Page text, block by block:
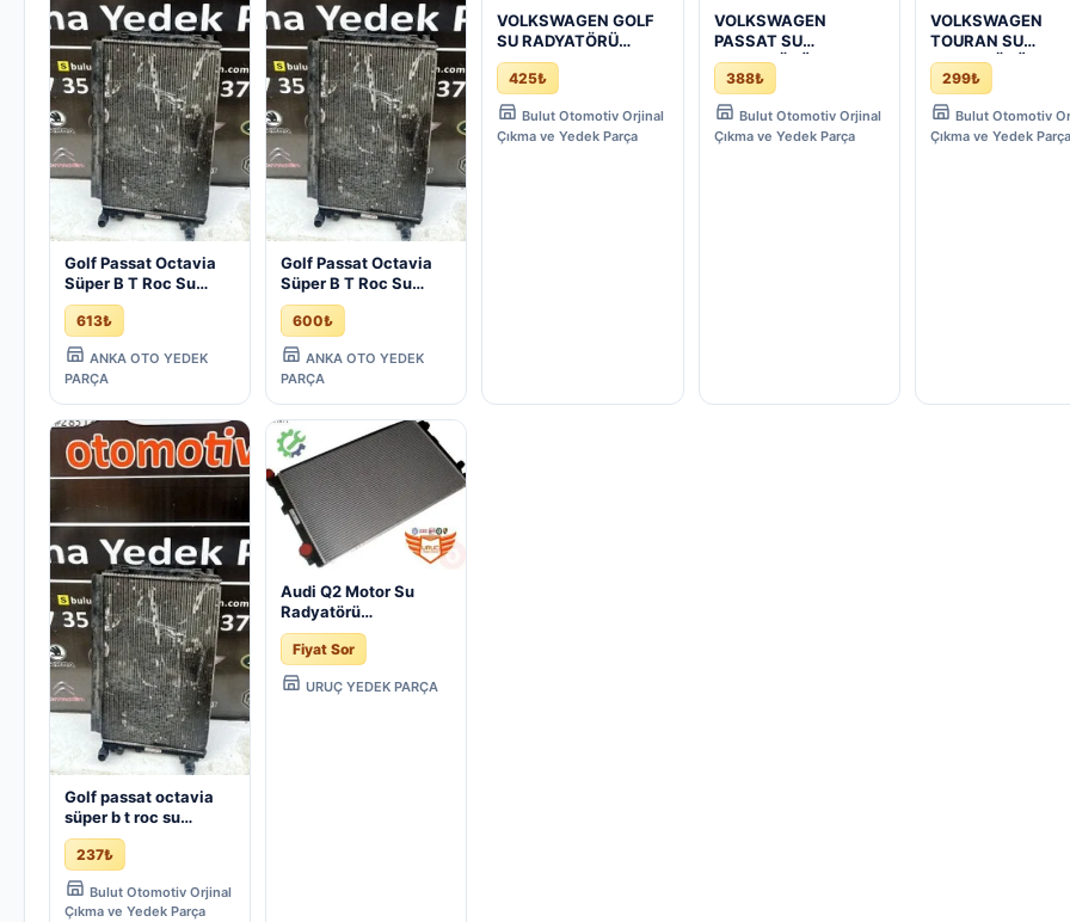
Golf Passat Octavia
Süper B T Roc Su
Radyatörü Vag
5Q0121251Gd - Çıkma
İzmir
613₺
ANKA OTO YEDEK
PARÇA
Golf Passat Octavia
Süper B T Roc Su
Radyatörü Vag
5Q0121251Gd - Çıkma
İzmir
600₺
ANKA OTO YEDEK
PARÇA
VOLKSWAGEN GOLF
SU RADYATÖRÜ
5Q0121251GD
ORJİNAL PARÇA |
ÇIKMA PARÇA
425₺
Bulut Otomotiv Orjinal
Çıkma ve Yedek Parça
VOLKSWAGEN
PASSAT SU
RADYATÖRÜ
5Q0121251GD
ORJİNAL PARÇA |
ÇIKMA PARÇA
388₺
Bulut Otomotiv Orjinal
Çıkma ve Yedek Parça
VOLKSWAGEN
TOURAN SU
RADYATÖRÜ
5Q0121251GD
ORJİNAL PARÇA |
ÇIKMA PARÇA
299₺
Bulut Otomotiv
Çıkma ve Yedek Parça
Golf passat octavia
süper b t roc su
radyatörü vag
5q0121251gd | ÇIKMA
PARÇA
237₺
Bulut Otomotiv Orjinal
Çıkma ve Yedek Parça
Audi Q2 Motor Su
Radyatörü
5Q0121251GD Sökme
Çıkma
Fiyat Sor
URUÇ YEDEK PARÇA